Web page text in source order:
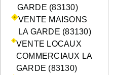
GARDE (83130)
VENTE MAISONS
LA GARDE (83130)
VENTE LOCAUX
COMMERCIAUX LA
GARDE (83130)